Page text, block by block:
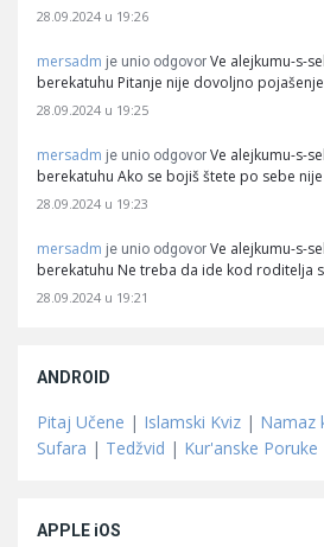
28.09.2024 u 19:26
mersadm je unio odgovor Ve alejkumu-s-
berekatuhu Pitanje nije dovoljno
28.09.2024 u 19:25
mersadm je unio odgovor Ve alejkumu-s-
berekatuhu Ako se bojiš štete po sebe
28.09.2024 u 19:23
mersadm je unio odgovor Ve alejkumu-s-
berekatuhu Ne treba da ide kod roditelja
28.09.2024 u 19:21
ANDROID
Pitaj Učene | Islamski Kviz | Namaz
Sufara | Tedžvid | Kur'anske Poruke
APPLE iOS